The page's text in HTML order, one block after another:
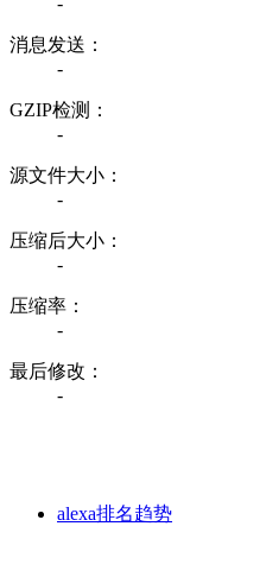
消息发送：
-
GZIP检测：
-
源文件大小：
-
压缩后大小：
-
压缩率：
-
最后修改：
-
alexa排名趋势